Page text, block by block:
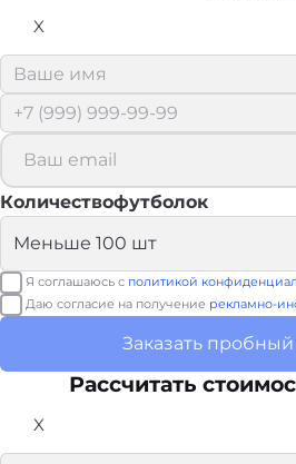
X
Количествофутболок
Я соглашаюсь с политикой
Даю согласие на получение рекламно-
Заказать
Рассчитать
X